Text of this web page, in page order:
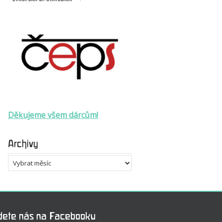
Děkujeme všem dárcům!
Archivy
Archivy
nás na Facebooku